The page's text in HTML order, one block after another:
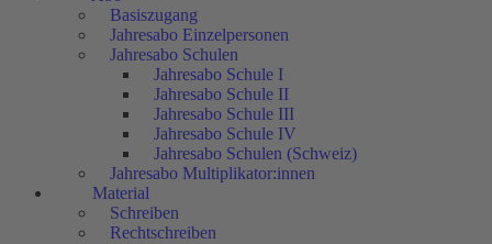
Basiszugang
Jahresabo Einzelpersonen
Jahresabo Schulen
Jahresabo Schule I
Jahresabo Schule II
Jahresabo Schule III
Jahresabo Schule IV
Jahresabo Schulen (Schweiz)
Jahresabo Multiplikator:innen
Material
Schreiben
Rechtschreiben